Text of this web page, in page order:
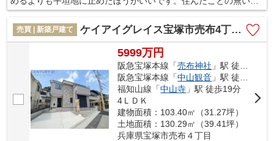
所で不動産をお探しなら、当社にお任せください。地元を知り尽
くしたスタッフがあなたのサポートを致します。ぜひご検討くだ
さい。
売買 | 新築戸建て ケイアイグレイス宝塚市売布4丁目2期
5999万円
阪急宝塚本線「売布神社 」駅 徒歩8分
阪急宝塚本線「中山観音 」駅 徒歩11分
福知山線「中山寺 」駅 徒歩19分
4ＬＤＫ
建物面積：103.40㎡（31.27坪）
土地面積：130.29㎡（39.41坪）
兵庫県宝塚市売布４丁目